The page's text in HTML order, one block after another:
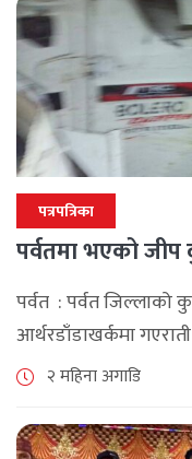
पत्रपत्रिका
पर्वतमा भएको जीप
पर्वत : पर्वत जिल्लाको
आर्थरडाँडाखर्कमा
मृत्यु भएको छ । जिल्ला
२ महिना अगाडि